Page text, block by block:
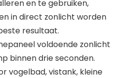
en te gebruiken,
in direct zonlicht worden
resultaat.
voldoende zonlicht
binnen drie seconden.
vogelbad, vistank, kleine